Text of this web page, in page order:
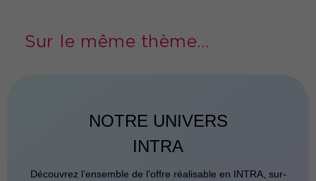
Sur le même thème...
NOTRE UNIVERS
INTRA
Découvrez l’ensemble de l’offre réalisable en INTRA, sur-